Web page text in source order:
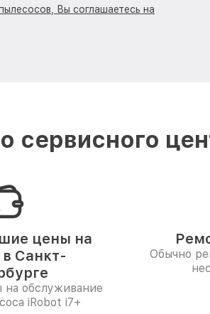
Вы соглашаетесь на
сервисного
цены на
Санкт-
обслуживание
iRobot i7+
Обычно